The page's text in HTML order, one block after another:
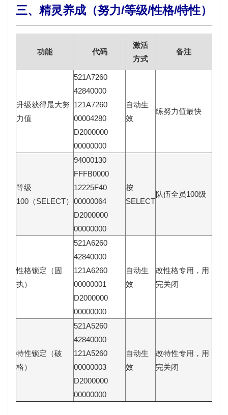
三、精灵养成（努力/等级/性格/特性）
功能 代码
激活
方式
备注
升级获得最大努
力值
521A7260
42840000
121A7260
00004280
D2000000
00000000
自动生
效
练努力值最快
等级
100（SELECT）
94000130
FFFB0000
12225F40
00000064
D2000000
00000000
按
SELECT
队伍全员100级
性格锁定（固
执）
521A6260
42840000
121A6260
00000001
D2000000
00000000
自动生
效
改性格专用，用
完关闭
特性锁定（破
格）
521A5260
42840000
121A5260
00000003
D2000000
00000000
自动生
效
改特性专用，用
完关闭